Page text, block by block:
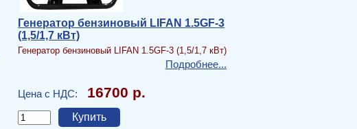
Генератор бензиновый LIFAN 1.5GF-3
(1,5/1,7 кВт)
Генератор бензиновый LIFAN 1.5GF-3 (1,5/1,7 кВт)
Подробнее...
Цена с НДС: 16700 р.